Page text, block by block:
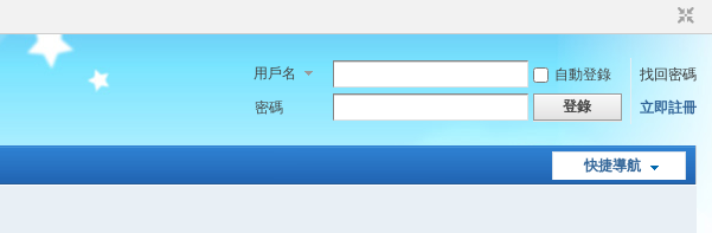
用戶名 自動登錄
找回密碼
密碼
登錄 立即註冊
快捷導航